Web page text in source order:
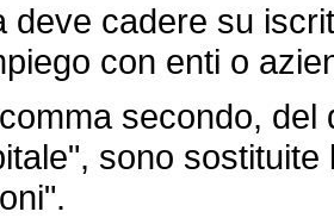
cadere su
con enti o
secondo, del
sono